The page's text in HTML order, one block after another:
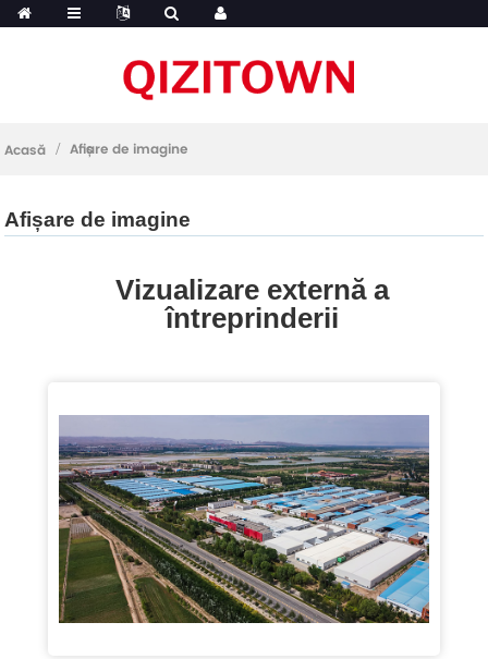
Acasă Afișare de imagine
Afișare de imagine
Vizualizare externă a
întreprinderii